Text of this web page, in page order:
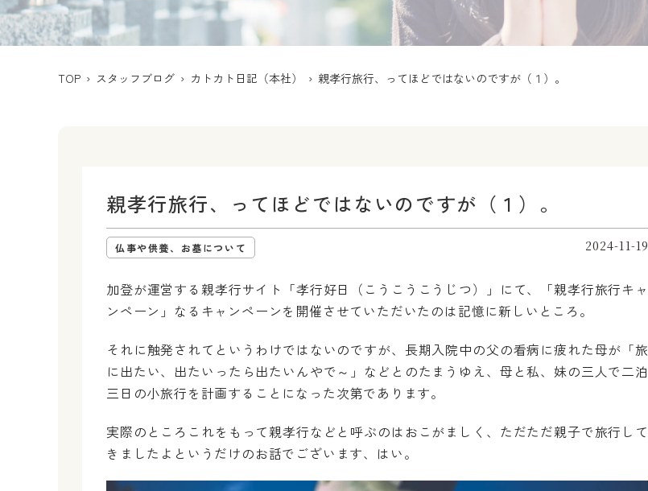
TOP › スタッフブログ › カトカト日記（本社） › 親孝行旅行、ってほどではないのですが（１）。
親孝行旅行、ってほどではないのですが（１）。
仏事や供養、お墓について 2024-11-19
加登が運営する親孝行サイト「孝行好日（こうこうこうじつ）」にて、「親孝行旅行キャ
ンペーン」なるキャンペーンを開催させていただいたのは記憶に新しいところ。
それに触発されてというわけではないのですが、長期入院中の父の看病に疲れた母が「旅
に出たい、出たいったら出たいんやで～」などとのたまうゆえ、母と私、妹の三人で二泊
三日の小旅行を計画することになった次第であります。
実際のところこれをもって親孝行などと呼ぶのはおこがましく、ただただ親子で旅行して
きましたよというだけのお話でございます、はい。